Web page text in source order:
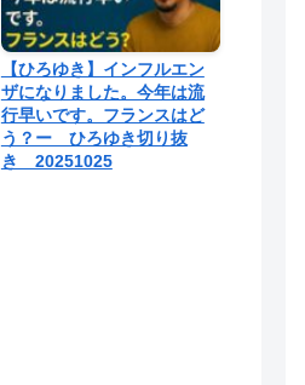
【ひろゆき】インフルエン
ザになりました。今年は流
行早いです。フランスはど
う？ー ひろゆき切り抜
き 20251025